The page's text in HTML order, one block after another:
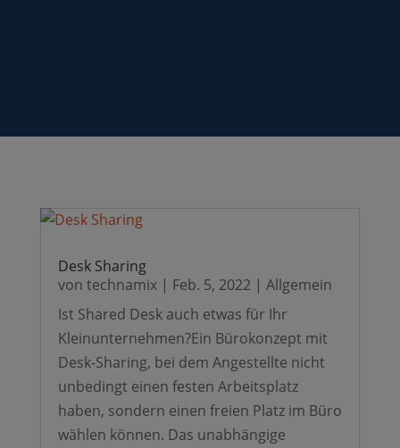
Desk Sharing
von technamix| Feb. 5, 2022 | Allgemein
Ist Shared Desk auch etwas für Ihr
Kleinunternehmen?Ein Bürokonzept mit
Desk-Sharing, bei dem Angestellte nicht
unbedingt einen festen Arbeitsplatz
haben, sondern einen freien Platz im Büro
wählen können. Das unabhängige